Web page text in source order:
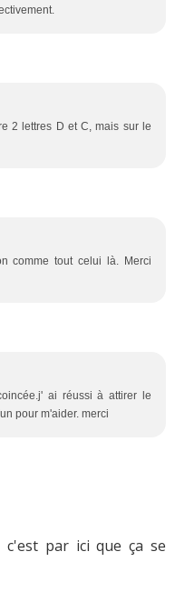
2 lettres D et C, mais sur le
comme tout celui là. Merci
ai réussi à attirer le
pour m'aider. merci
par ici que ça se